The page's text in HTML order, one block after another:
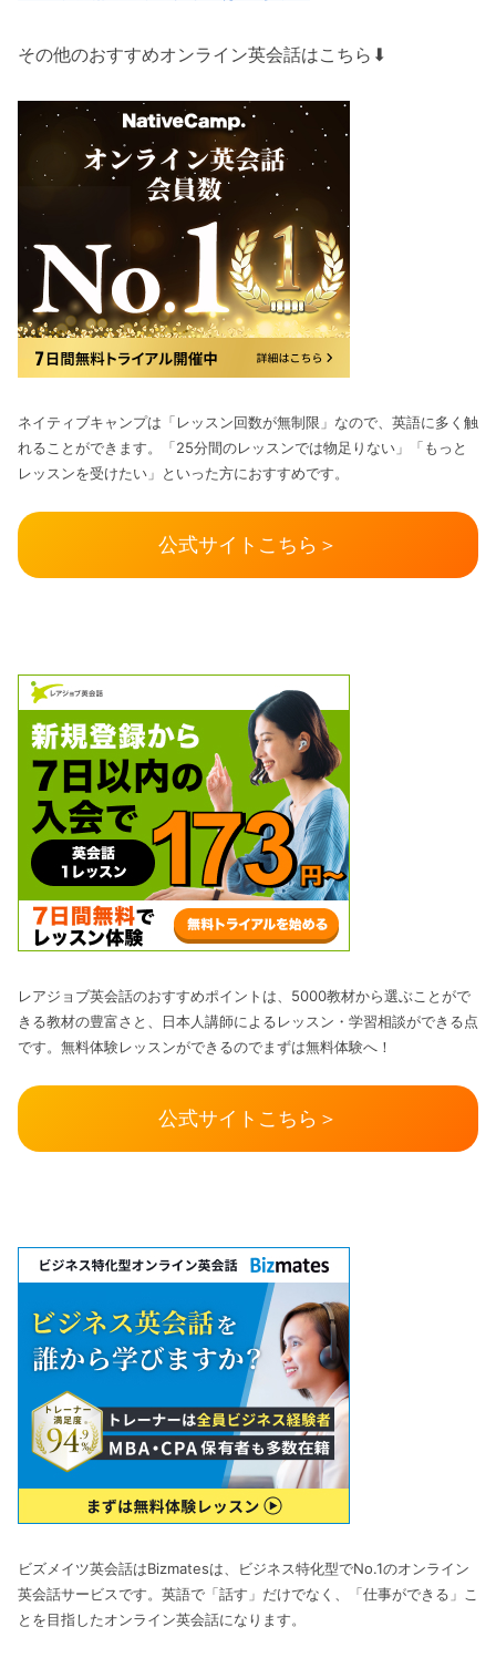
その他のおすすめオンライン英会話はこちら⬇︎
ネイティブキャンプは「レッスン回数が無制限」なので、英語に多く触
れることができます。「25分間のレッスンでは物足りない」「もっと
レッスンを受けたい」といった方におすすめです。
公式サイトこちら＞
レアジョブ英会話のおすすめポイントは、5000教材から選ぶことがで
きる教材の豊富さと、日本人講師によるレッスン・学習相談ができる点
です。無料体験レッスンができるのでまずは無料体験へ！
公式サイトこちら＞
ビズメイツ英会話はBizmatesは、ビジネス特化型でNo.1のオンライン
英会話サービスです。英語で「話す」だけでなく、「仕事ができる」こ
とを目指したオンライン英会話になります。